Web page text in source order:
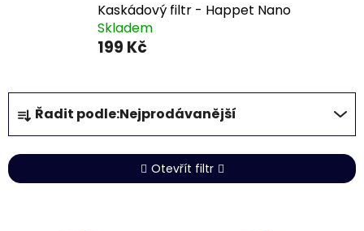
Kaskádový filtr - Happet Nano
Skladem
199 Kč
Ř
a
z
e
n
Řadit podle:Nejprodávanější
Otevřít filtr